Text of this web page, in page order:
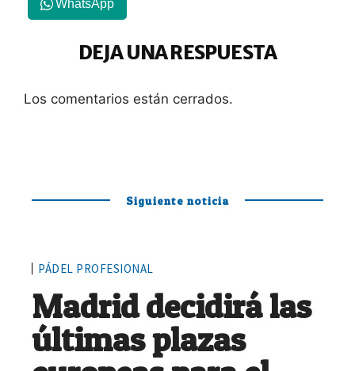
WhatsApp
DEJA UNA RESPUESTA
Los comentarios están cerrados.
Siguiente noticia
PÁDEL PROFESIONAL
Madrid decidirá las
últimas plazas